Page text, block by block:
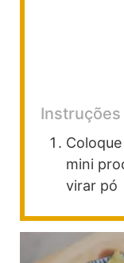
Instruções
mini
virar pó